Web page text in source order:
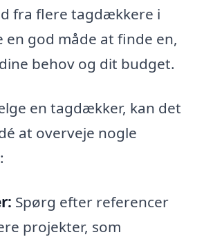
fra flere tagdækkere i
god måde at finde en,
behov og dit budget.
en tagdækker, kan det
at overveje nogle
Spørg efter referencer
projekter, som